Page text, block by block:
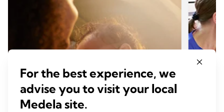
For the best experience, we
advise you to visit your local
Medela site.